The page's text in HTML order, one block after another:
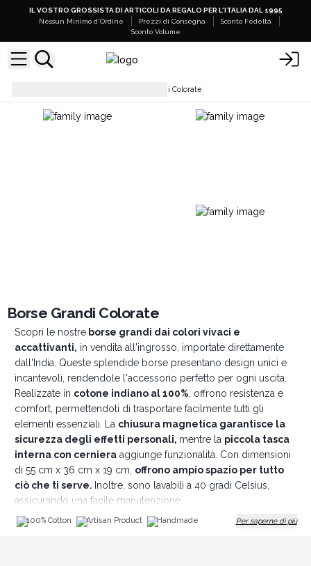
IL VOSTRO GROSSISTA DI ARTICOLI DA REGALO PER L'ITALIA DAL 1995
Nessun Minimo d'Ordine
Prezzi di Consegna
Sconto Fedeltà
Sconto Volume
Borse Grandi Colorate
Borse Grandi Colorate
Scopri le nostreborse grandi dai colori vivaci e
accattivanti, in vendita all'ingrosso, importate direttamente
dall'India. Queste splendide borse presentano design unici e
incantevoli, rendendole l'accessorio perfetto per ogni uscita.
Realizzate in cotone indiano al 100% , offrono resistenza e
comfort, permettendoti di trasportare facilmente tutti gli
elementi essenziali. La chiusura magnetica garantisce la
sicurezza degli effetti personali, mentre la piccola tasca
interna con cernieraaggiunge funzionalità. Con dimensioni
di 55 cm x 36 cm x 19 cm, offrono ampio spazio per tutto
ciò che ti serve. Inoltre, sono lavabili a 40 gradi Celsius,
assicurando una facile manutenzione.
Versatili e pratiche, sono perfette per molteplici utilizzi. Ideali
100% Cotton Artisan Product Handmade Per saperne di più